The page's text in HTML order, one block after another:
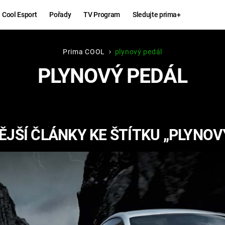
Cool Esport Pořady TV Program Sledujte prima+
Hry
KINGDOM
COME:
DELIVERANCE
ESPORT
Zábava
CHUCK
NORRIS
Prima COOL plynový pedál
PLYNOVÝ PEDÁL
ČLÁNKY KE ŠTÍTKU